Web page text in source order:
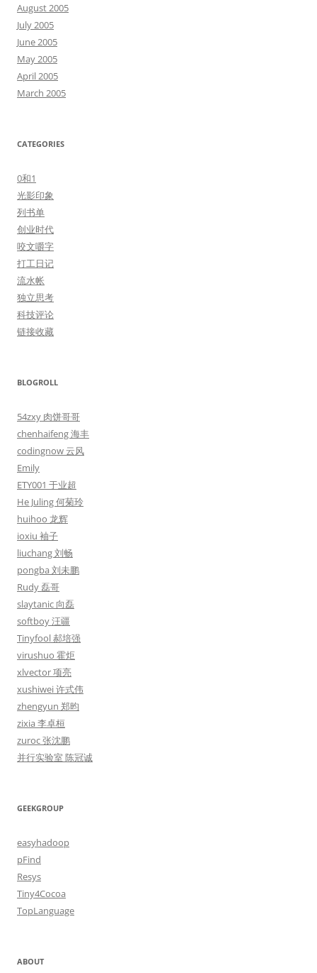
August 2005
July 2005
June 2005
May 2005
April 2005
March 2005
CATEGORIES
0和1
光影印象
列书单
创业时代
咬文嚼字
打工日记
流水帐
独立思考
科技评论
链接收藏
BLOGROLL
54zxy 肉饼哥哥
chenhaifeng 海丰
codingnow 云风
Emily
ETY001 于业超
He Juling 何菊玲
huihoo 龙辉
ioxiu 袖子
liuchang 刘畅
pongba 刘未鹏
Rudy 磊哥
slaytanic 向磊
softboy 汪疆
Tinyfool 郝培强
virushuo 霍炬
xlvector 项亮
xushiwei 许式伟
zhengyun 郑昀
zixia 李卓桓
zuroc 张沈鹏
并行实验室 陈冠诚
GEEKGROUP
easyhadoop
pFind
Resys
Tiny4Cocoa
TopLanguage
ABOUT